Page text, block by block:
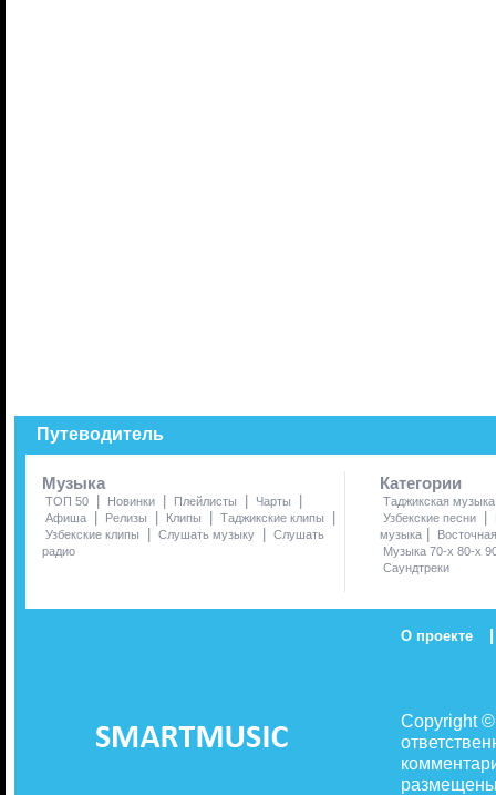
Путеводитель
Музыка
ТОП 50 | Новинки | Плейлисты | Чарты |
Афиша | Релизы | Клипы | Таджикские клипы |
Узбекские клипы | Слушать музыку | Слушать
радио
Категории
Таджикская музыка
Узбекские песни
|
музыка |
Музыка 70-х 80-х
Саундтреки
О проекте |
Copyright
размещены